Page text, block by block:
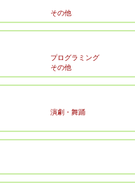
その他
プログラミング
その他
演劇・舞踊